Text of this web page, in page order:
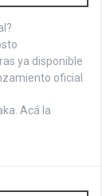
ya disponible
oficial
Acá la